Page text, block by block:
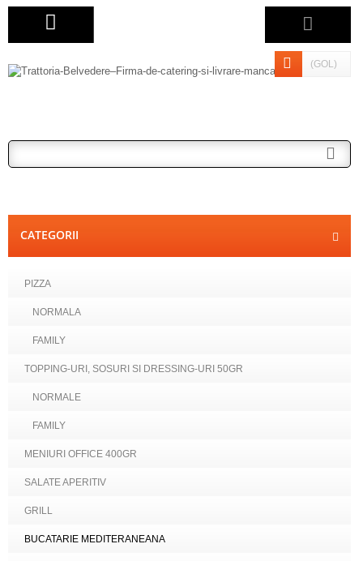
(GOL)
CATEGORII
PIZZA
NORMALA
FAMILY
TOPPING-URI, SOSURI SI DRESSING-URI 50GR
NORMALE
FAMILY
MENIURI OFFICE 400GR
SALATE APERITIV
GRILL
BUCATARIE MEDITERANEANA